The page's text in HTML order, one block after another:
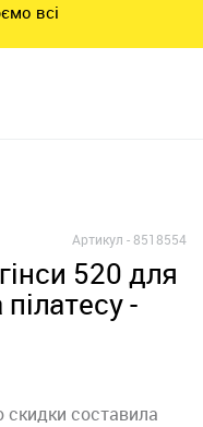
всі
Артикул -8518554
-
составила